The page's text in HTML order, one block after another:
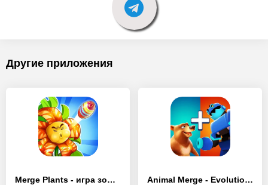
Другие приложения
Merge Plants - игра зомби - [MOD Бесконечные монеты] Animal Merge - Evolution Games - [MOD Бесконечные деньги]